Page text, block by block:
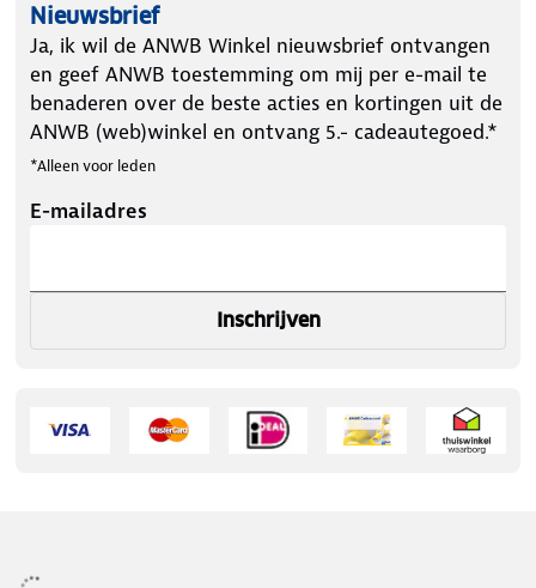
Nieuwsbrief
Ja, ik wil de ANWB Winkel nieuwsbrief ontvangen
en geef ANWB toestemming om mij per e-mail te
benaderen over de beste acties en kortingen uit de
ANWB (web)winkel en ontvang 5.- cadeautegoed.*
*Alleen voor leden
E-mailadres
Inschrijven